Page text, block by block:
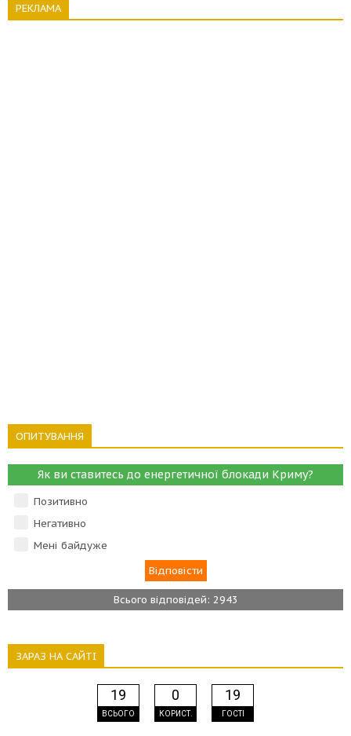
РЕКЛАМА
ОПИТУВАННЯ
Як ви ставитесь до енергетичної блокади Криму?
Позитивно
Негативно
Мені байдуже
Всього відповідей: 2943
ЗАРАЗ НА САЙТІ
19
ВСЬОГО
0
КОРИСТ.
19
ГОСТІ